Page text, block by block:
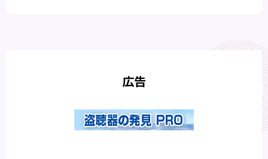
広告